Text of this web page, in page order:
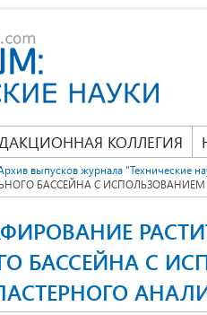
КОЛЛЕГИЯ
выпусков журнала "Технические
БАССЕЙНА С
БАССЕЙНА С